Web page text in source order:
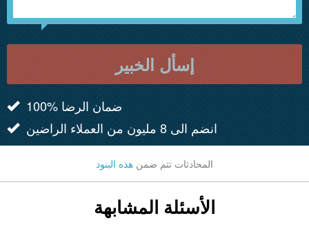
إسأل الخبير
100% ضمان الرضا
انضم الى 8 مليون من العملاء الراضين
المحادثات تتم ضمن هذه البنود
الأسئلة المشابهة